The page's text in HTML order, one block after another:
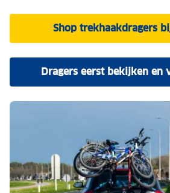
Shop trekhaakdragers
Dragers eerst bekijken en